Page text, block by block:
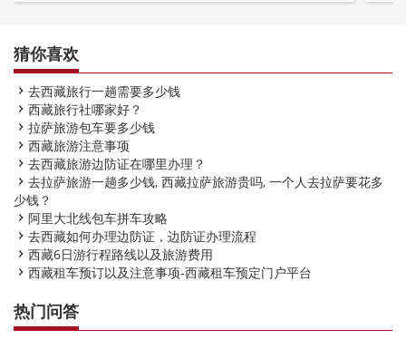
猜你喜欢
 去西藏旅行一趟需要多少钱
 西藏旅行社哪家好？
 拉萨旅游包车要多少钱
 西藏旅游注意事项
 去西藏旅游边防证在哪里办理？
 去拉萨旅游一趟多少钱, 西藏拉萨旅游贵吗, 一个人去拉萨要花多
少钱？
 阿里大北线包车拼车攻略
 去西藏如何办理边防证，边防证办理流程
 西藏6日游行程路线以及旅游费用
 西藏租车预订以及注意事项-西藏租车预定门户平台
热门问答